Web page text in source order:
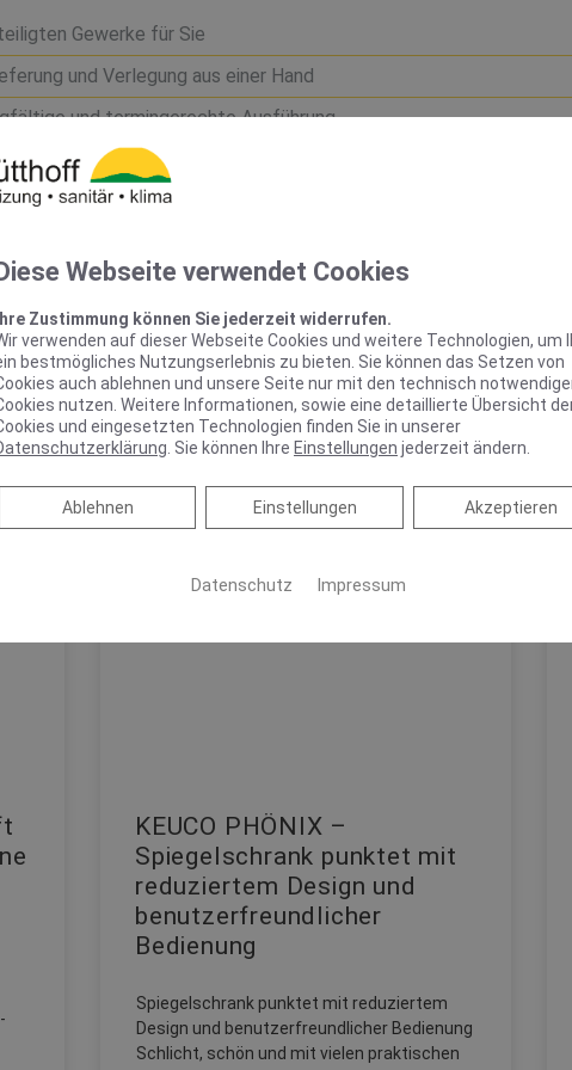
Gewerke für Sie
und Verlegung aus einer Hand
und termingerechte Ausführung
Realität werden zu lassen! Vereinbaren Sie
KEUCO PHÖNIX –
Spiegelschrank punktet mit
reduziertem Design und
benutzerfreundlicher
Bedienung
Spiegelschrank punktet mit reduziertem
Design und benutzerfreundlicher Bedienung
Schlicht, schön und mit vielen praktischen
Webseite verwendet Cookies
Ihre Zustimmung können Sie jederzeit widerrufen.
verwenden auf dieser Webseite Cookies und weitere Technologien, um
bestmögliches Nutzungserlebnis zu bieten. Sie können das Setzen von
auch ablehnen und unsere Seite nur mit den technisch
nutzen. Weitere Informationen, sowie eine detaillierte Übersicht
und eingesetzten Technologien finden Sie in unserer
. Sie können Ihre Einstellungen jederzeit ändern.
Akzeptieren
Einstellungen
Ablehnen
Ablehnen
Datenschutz Impressum